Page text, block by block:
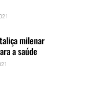
milenar
a saúde